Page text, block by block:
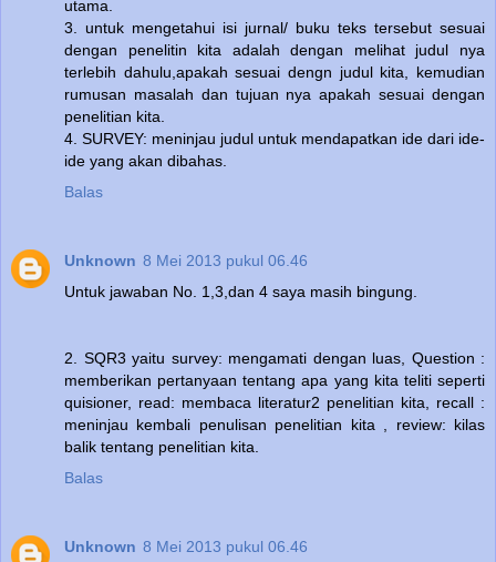
utama.
3. untuk mengetahui isi jurnal/ buku teks tersebut sesuai
dengan penelitin kita adalah dengan melihat judul nya
terlebih dahulu,apakah sesuai dengn judul kita, kemudian
rumusan masalah dan tujuan nya apakah sesuai dengan
penelitian kita.
4. SURVEY: meninjau judul untuk mendapatkan ide dari ide-
ide yang akan dibahas.
Balas
Unknown 8 Mei 2013 pukul 06.46
Untuk jawaban No. 1,3,dan 4 saya masih bingung.
2. SQR3 yaitu survey: mengamati dengan luas, Question :
memberikan pertanyaan tentang apa yang kita teliti seperti
quisioner, read: membaca literatur2 penelitian kita, recall :
meninjau kembali penulisan penelitian kita , review: kilas
balik tentang penelitian kita.
Balas
Unknown 8 Mei 2013 pukul 06.46